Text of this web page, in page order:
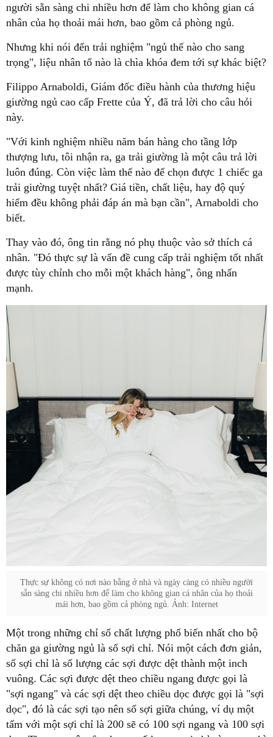
người sẵn sàng chi nhiều hơn để làm cho không gian cá
giường ngủ cao cấp Frette của Ý, đã trả lời cho câu hỏi
thượng lưu, tôi nhận ra, ga trải giường là một câu trả lời
luôn đúng. Còn việc làm thế nào để chọn được 1 chiếc ga
trải giường tuyệt nhất? Giá tiền, chất liệu, hay độ quý
hiếm đều không phải đáp án mà bạn cần", Arnaboldi cho
nhân. "Đó thực sự là vấn đề cung cấp trải nghiệm tốt nhất
được tùy chỉnh cho mỗi một khách hàng", ông nhấn
Thực sự không có nơi nào bằng ở nhà và ngày càng có nhiều người
sẵn sàng chi nhiều hơn để làm cho không gian cá nhân của họ thoải
mái hơn, bao gồm cả phòng ngủ. Ảnh: Internet
chăn ga giường ngủ là số sợi chỉ. Nói một cách đơn giản,
số sợi chỉ là số lượng các sợi được dệt thành một inch
vuông. Các sợi được dệt theo chiều ngang được gọi là
"sợi ngang" và các sợi dệt theo chiều dọc được gọi là "sợi
dọc", đó là các sợi tạo nên số sợi giữa chúng, ví dụ một
tấm với một sợi chỉ là 200 sẽ có 100 sợi ngang và 100 sợi